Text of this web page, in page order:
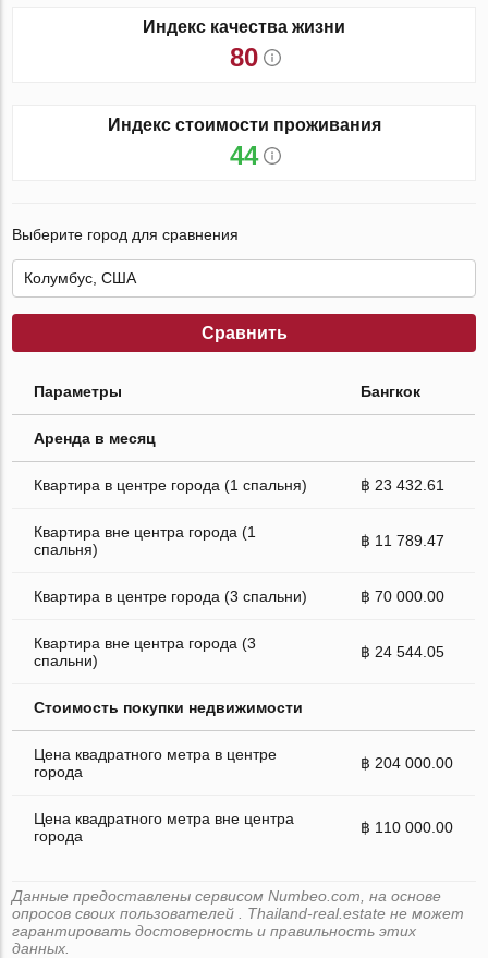
Индекс качества жизни
80
Индекс стоимости проживания
44
Выберите город для сравнения
Сравнить
Параметры Бангкок
Аренда в месяц
Квартира в центре города (1 спальня) ฿ 23 432.61
Квартира вне центра города (1
спальня)
฿ 11 789.47
Квартира в центре города (3 спальни) ฿ 70 000.00
Квартира вне центра города (3
спальни)
฿ 24 544.05
Стоимость покупки недвижимости
Цена квадратного метра в центре
города
฿ 204 000.00
Цена квадратного метра вне центра
города
฿ 110 000.00
Данные предоставлены сервисом Numbeo.com, на основе
опросов своих пользователей . Thailand-real.estate не может
гарантировать достоверность и правильность этих
данных.